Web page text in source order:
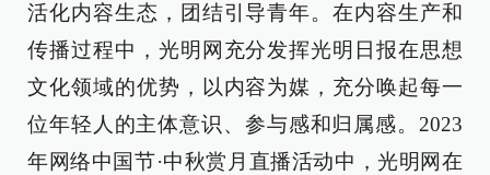
活化内容生态，团结引导青年。在内容生产和
传播过程中，光明网充分发挥光明日报在思想
文化领域的优势，以内容为媒，充分唤起每一
位年轻人的主体意识、参与感和归属感。2023
年网络中国节·中秋赏月直播活动中，光明网在